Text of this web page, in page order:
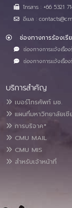
โทรสาร : +66 5321
อีเมล :
ช่องทางการร้องเรี
ช่องทางการแจ้งเรื่อ
ช่องทางการแจ้งเรื่อ
บริการสำคัญ
เบอร์โทรศัพท์ มช.
แผนที่มหาวิทยาลัยเชี
การบริจาค*
CMU MAIL
CMU MIS
สำหรับเจ้าหน้าที่